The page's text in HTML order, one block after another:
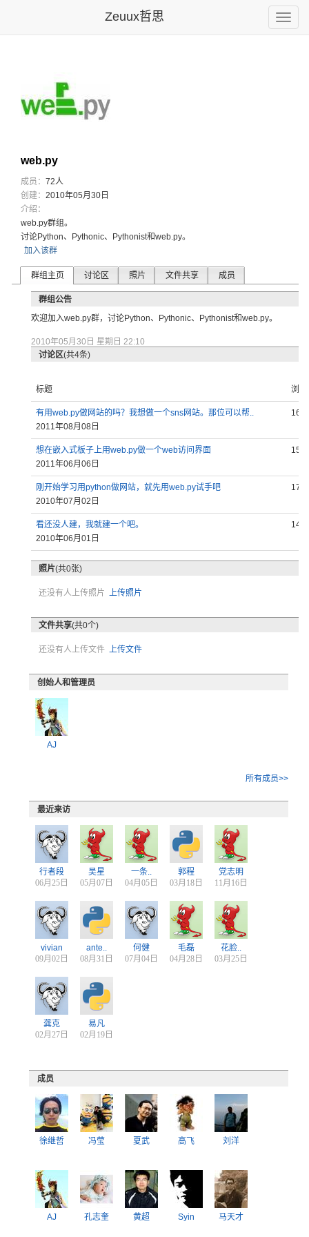
Toggle
Zeuux哲思
web.py
成员： 72人
创建： 2010年05月30日
介绍：
web.py群组。
讨论Python、 Pythonic、Pythonist和web.py。
加入该群
群组主页 讨论区 照片 文件共享 成员
群组公告
欢迎加入web.py群，讨论Python、Pythonic、 Pythonist和web.py。
2010年05月30日 星期日 22:10
讨论区(共4条)
标题 浏览
有用web.py做网站的吗？我想做一个sns网站。那位可以帮..
2011年08月08日
想在嵌入式板子上用web.py做一个web访问界面
2011年06月06日
刚开始学习用python做网站，就先用web.py试手吧
2010年07月02日
看还没人建，我就建一个吧。
2010年06月01日
照片(共0张)
还没有人上传照片 上传照片
文件共享(共0个)
还没有人上传文件 上传文件
创始人和管理员
AJ
所有成员>>
最近来访
行者段
06月25日
吴星
05月07日
一条..
04月05日
郭程
03月18日
党志明
11月16日
vivian
09月02日
ante..
08月31日
何健
07月04日
毛磊
04月28日
花脸..
03月25日
龚克
02月27日
易凡
02月19日
成员
徐继哲 冯莹 夏武 高飞 刘洋
AJ 孔志奎 黄超 Syin 马天才